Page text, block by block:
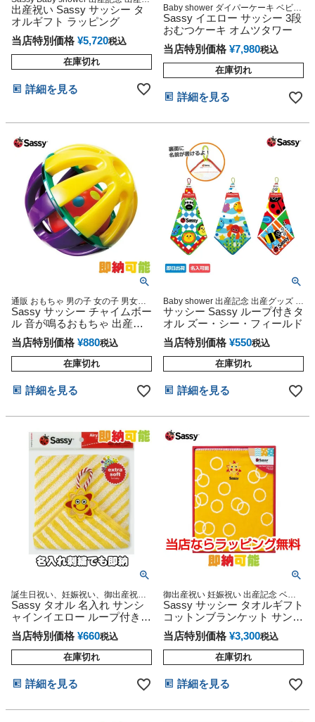
ッズ マタニティ 妊婦ママ 御出産祝
い 妊娠祝い 誕生日祝い ハーフバー
スデー
出産祝い Sassy サッシー タ
オルギフト ラッピング
当店特別価格 ¥5,720税込
在庫切れ
詳細を見る
Baby shower ダイパーケーキ ベビー
シャワー 出産祝い
Sassy イエロー サッシー 3段
おむつケーキ オムツタワー
当店特別価格 ¥7,980税込
在庫切れ
詳細を見る
通販 おもちゃ 男の子 女の子 男女兼
用 クリスマス プレゼント かわいい
人気 ランキング 男 女 記念日 お誕生
日 ご褒美 お祝い 入園 入学
Sassy サッシー チャイムボー
ル 音が鳴るおもちゃ 出産祝
い
当店特別価格 ¥880税込
在庫切れ
詳細を見る
Baby shower 出産記念 出産グッズ マ
タニティ
サッシー Sassy ループ付きタ
オル ズー・シー・フィールド
当店特別価格 ¥550税込
在庫切れ
詳細を見る
誕生日祝い、妊娠祝い、御出産祝
い、出産内祝い、お返しギフトプレ
ゼント、無撚糸を使用しているの
で、肌触りふわふわ使い心地も抜群♪
Sassy タオル 名入れ サンシ
ャインイエロー ループ付き
ミニタオル
当店特別価格 ¥660税込
在庫切れ
詳細を見る
御出産祝い 妊娠祝い 出産記念 ベビ
ーグッズ 赤ちゃん 誕生日 乳児 幼児
新生児 知育 遊具
Sassy サッシー タオルギフト
コットンブランケット サンシ
ャイン
当店特別価格 ¥3,300税込
在庫切れ
詳細を見る